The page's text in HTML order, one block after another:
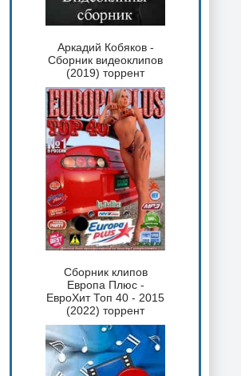
Аркадий Кобяков -
Сборник видеоклипов
(2019) торрент
Сборник клипов
Европа Плюс -
ЕвроХит Топ 40 - 2015
(2022) торрент